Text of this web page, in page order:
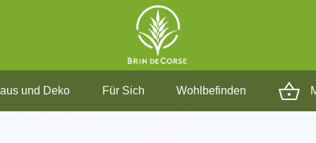
und Deko Für Sich Wohlbefinden